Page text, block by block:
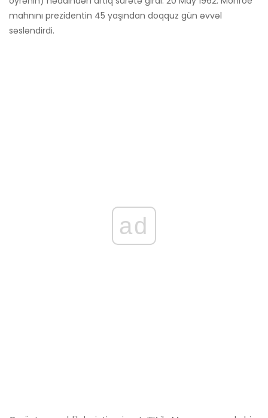
mahnını prezidentin 45 yaşından doqquz gün əvvəl
səsləndirdi.
ad